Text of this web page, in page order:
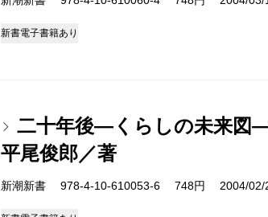
新書電子書籍あり
二十年後―くらしの未来図
平尾俊郎／著
新潮新書 978-4-10-610053-6 748円 2004/02/